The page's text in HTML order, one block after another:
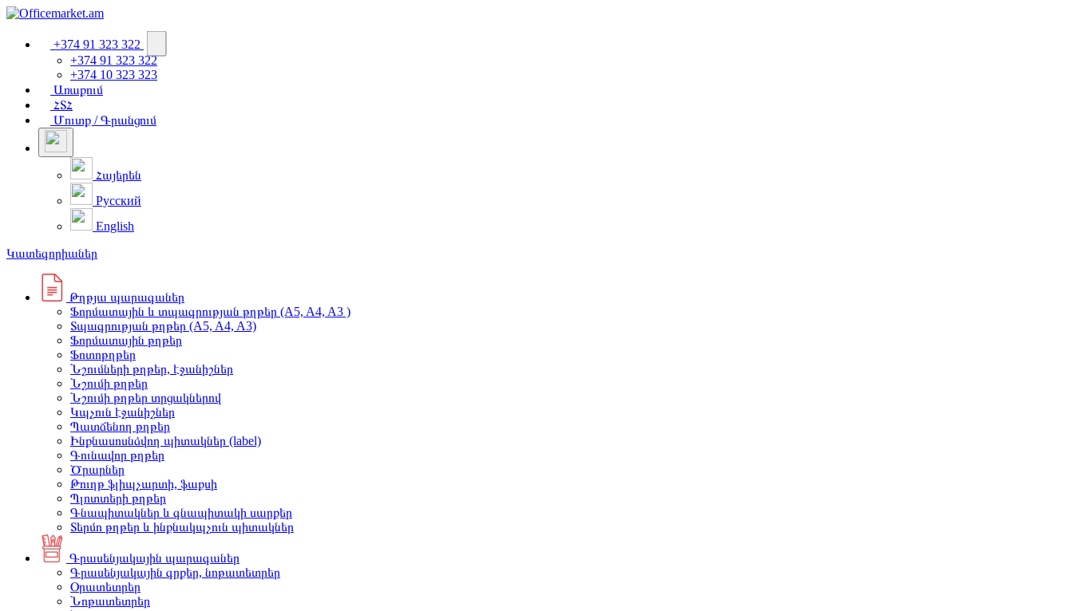
+374 91 323 322
+374 91 323 322
+374 10 323 323
Առաքում
ՀՏՀ
Մուտք / Գրանցում
Հայերեն
Русский
English
Կատեգորիաներ
Թղթյա պարագաներ
Ֆորմատային և տպագրության թղթեր (A5, A4, A3 )
Տպագրության թղթեր (A5, A4, A3)
Ֆորմատային թղթեր
Ֆոտոթղթեր
Նշումների թղթեր, էջանիշներ
Նշումի թղթեր
Նշումի թղթեր տրցակներով
Կպչուն էջանիշներ
Պատճենող թղթեր
Ինքնասոսնձվող պիտակներ (label)
Գունավոր թղթեր
Ծրարներ
Թուղթ ֆլիպչարտի, ֆաքսի
Պլոտտերի թղթեր
Գնապիտակներ և գնապիտակի սարքեր
Տերմո թղթեր և ինքնակպչուն պիտակներ
Գրասենյակային պարագաներ
Գրասենյակային գրքեր, նոթատետրեր
Օրատետրեր
Նոթատետրեր